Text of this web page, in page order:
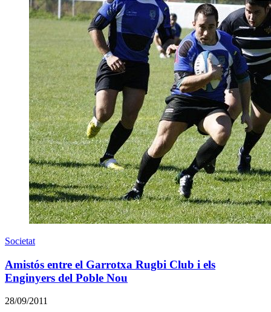
Societat
Amistós entre el Garrotxa Rugbi Club i els
Enginyers del Poble Nou
28/09/2011